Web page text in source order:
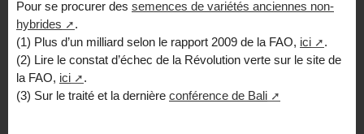
Pour se procurer des semences de variétés anciennes non-
hybrides
.
(1) Plus d’un milliard selon le rapport 2009 de la FAO, ici
.
(2) Lire le constat d’échec de la Révolution verte sur le site de
la FAO, ici
.
(3) Sur le traité et la dernière conférence de Bali